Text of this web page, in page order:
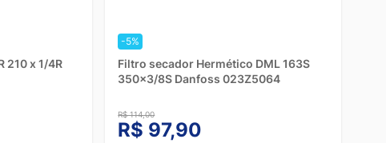
210 x 1/4R
-5%
Filtro secador Hermético DML 163S
350x3/8S Danfoss 023Z5064
R$ 114,00
R$ 97,90